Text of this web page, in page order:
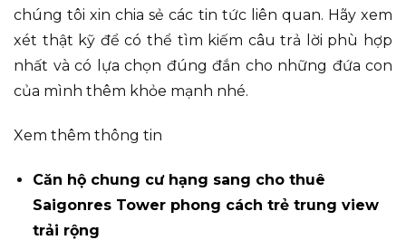
chúng tôi xin chia sẻ các tin tức liên quan. Hãy xem
xét thật kỹ để có thể tìm kiếm câu trả lời phù hợp
nhất và có lựa chọn đúng đắn cho những đứa con
của mình thêm khỏe mạnh nhé.
Xem thêm thông tin
Căn hộ chung cư hạng sang cho thuê
Saigonres Tower phong cách trẻ trung view
trải rộng